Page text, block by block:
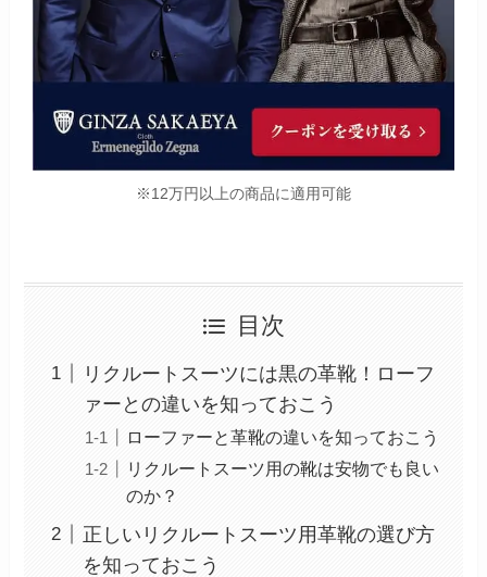
※12万円以上の商品に適用可能
目次
リクルートスーツには黒の革靴！ローフ
ァーとの違いを知っておこう
ローファーと革靴の違いを知っておこう
リクルートスーツ用の靴は安物でも良い
のか？
正しいリクルートスーツ用革靴の選び方
を知っておこう